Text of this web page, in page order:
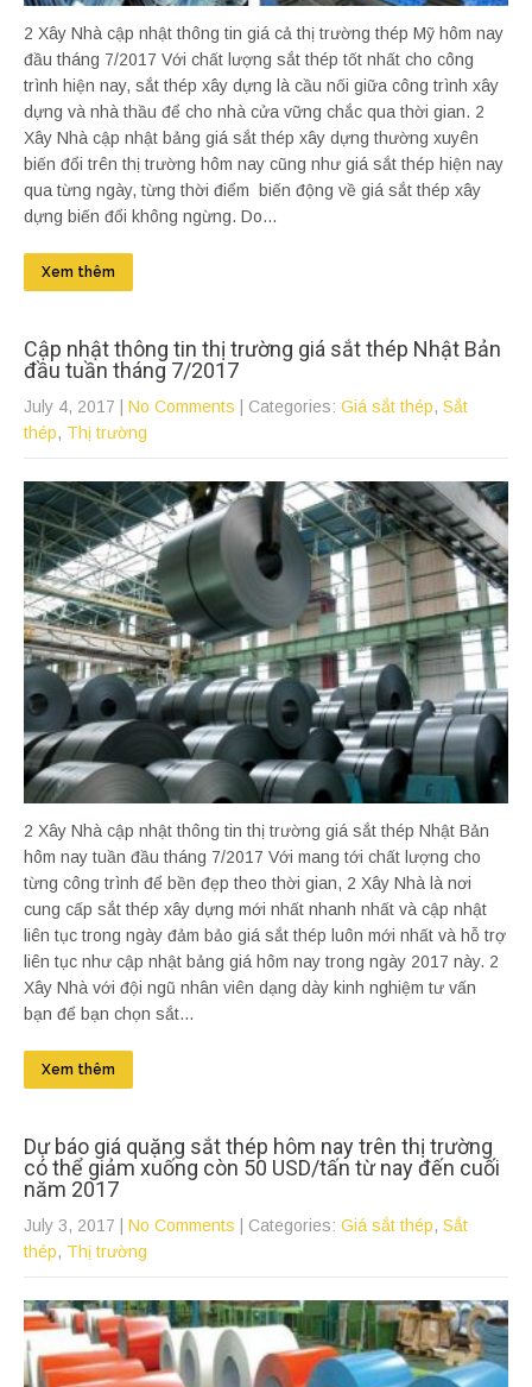
2 Xây Nhà cập nhật thông tin giá cả thị trường thép Mỹ hôm nay
đầu tháng 7/2017 Với chất lượng sắt thép tốt nhất cho công
trình hiện nay, sắt thép xây dựng là cầu nối giữa công trình xây
dựng và nhà thầu để cho nhà cửa vững chắc qua thời gian. 2
Xây Nhà cập nhật bảng giá sắt thép xây dựng thường xuyên
biến đổi trên thị trường hôm nay cũng như giá sắt thép hiện nay
qua từng ngày, từng thời điểm biến động về giá sắt thép xây
dựng biến đổi không ngừng. Do...
Xem thêm
Cập nhật thông tin thị trường giá sắt thép Nhật Bản
đầu tuần tháng 7/2017
July 4, 2017 No Comments | Categories: Giá sắt thép, Sắt
thép, Thị trường
2 Xây Nhà cập nhật thông tin thị trường giá sắt thép Nhật Bản
hôm nay tuần đầu tháng 7/2017 Với mang tới chất lượng cho
từng công trình để bền đẹp theo thời gian, 2 Xây Nhà là nơi
cung cấp sắt thép xây dựng mới nhất nhanh nhất và cập nhật
liên tục trong ngày đảm bảo giá sắt thép luôn mới nhất và hỗ trợ
liên tục như cập nhật bảng giá hôm nay trong ngày 2017 này. 2
Xây Nhà với đội ngũ nhân viên dạng dày kinh nghiệm tư vấn
bạn để bạn chọn sắt...
Xem thêm
Dự báo giá quặng sắt thép hôm nay trên thị trường
có thể giảm xuống còn 50 USD/tấn từ nay đến cuối
năm 2017
July 3, 2017 No Comments | Categories: Giá sắt thép, Sắt
thép, Thị trường